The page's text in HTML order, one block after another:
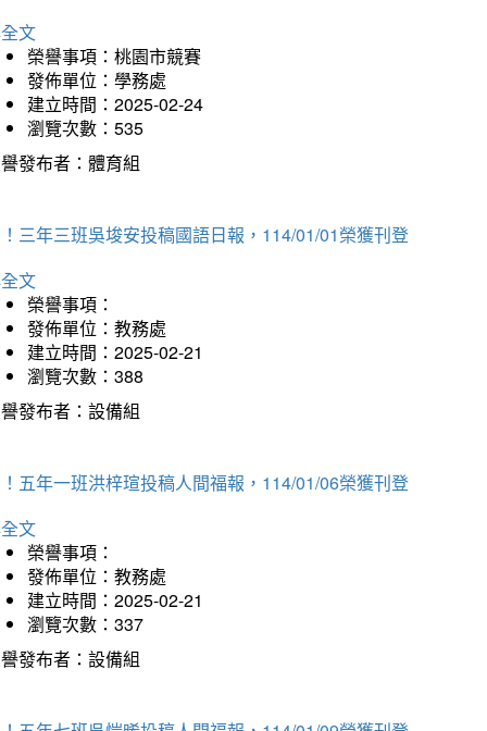
文
榮譽事項：桃園市競賽
發佈單位：學務處
建立時間：2025-02-24
瀏覽次數：535
發布者：體育組
三年三班吳埈安投稿國語日報，114/01/01榮獲刊登
文
榮譽事項：
發佈單位：教務處
建立時間：2025-02-21
瀏覽次數：388
發布者：設備組
五年一班洪梓瑄投稿人間福報，114/01/06榮獲刊登
文
榮譽事項：
發佈單位：教務處
建立時間：2025-02-21
瀏覽次數：337
發布者：設備組